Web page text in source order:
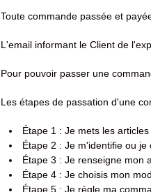
Toute commande passée et
L'email informant le Client de
Pour pouvoir passer une
Les étapes de passation d'une
Étape 1 : Je mets les
Étape 2 : Je m'identifie ou
Étape 3 : Je renseigne mon
Étape 4 : Je choisis mon
Étape 5 : Je règle ma